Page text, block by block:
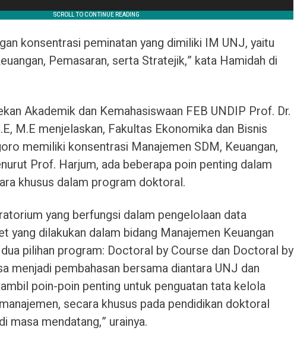
konsentrasi peminatan yang dimiliki IM UNJ, yaitu
Pemasaran, serta Stratejik,” kata Hamidah di
Akademik dan Kemahasiswaan FEB UNDIP Prof. Dr.
M.E menjelaskan, Fakultas Ekonomika dan Bisnis
memiliki konsentrasi Manajemen SDM, Keuangan,
Prof. Harjum, ada beberapa poin penting dalam
khusus dalam program doktoral.
yang berfungsi dalam pengelolaan data
yang dilakukan dalam bidang Manajemen Keuangan
pilihan program: Doctoral by Course dan Doctoral by
menjadi pembahasan bersama diantara UNJ dan
poin-poin penting untuk penguatan tata kelola
secara khusus pada pendidikan doktoral
masa mendatang,” urainya.